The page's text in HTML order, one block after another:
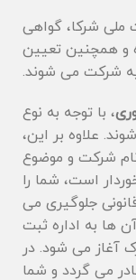
ملی شرکا، گواهی
و همچنین تعیین
شرکت می شوند.
، با توجه به نوع
علاوه بر این،
شرکت و موضوع
است، شما را
جلوگیری می
ها به اداره ثبت
آغاز می ‌شود. در
می گردد و شما